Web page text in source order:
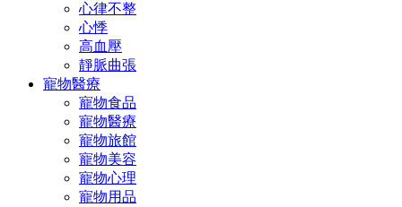
心律不整
心悸
高血壓
靜脈曲張
寵物醫療
寵物食品
寵物醫療
寵物旅館
寵物美容
寵物心理
寵物用品